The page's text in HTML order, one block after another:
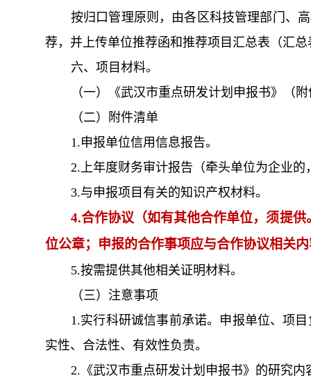
按归口管理原则，由各区科技管理部门、
荐，并上传单位推荐函和推荐项目汇总表（汇
六、项目材料。
（一）《武汉市重点研发计划申报书》（
（二）附件清单
1.申报单位信用信息报告。
2.上年度财务审计报告（牵头单位为企业
3.与申报项目有关的知识产权材料。
4.合作协议（如有其他合作单位，须提
位公章；申报的合作事项应与合作协议相关
5.按需提供其他相关证明材料。
（三）注意事项
1.实行科研诚信事前承诺。申报单位、项
实性、合法性、有效性负责。
2.《武汉市重点研发计划申报书》的研究